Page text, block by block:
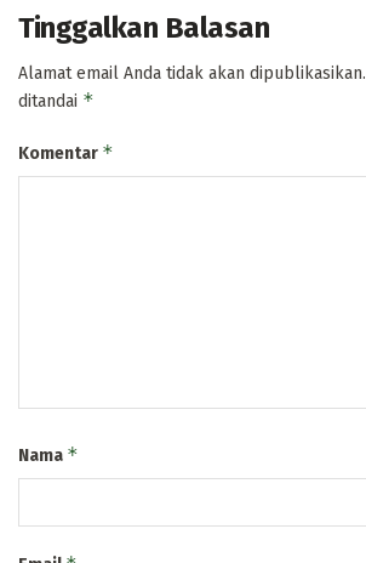
Tinggalkan Balasan
Alamat email Anda tidak akan dipublikasikan.
ditandai *
Komentar *
Nama *